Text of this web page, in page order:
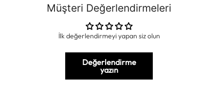
Müşteri Değerlendirmeleri
İlk değerlendirmeyi yapan siz olun
Değerlendirme
yazın